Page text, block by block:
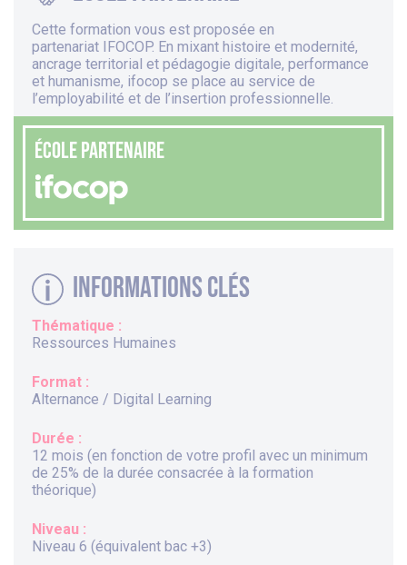
Cette formation vous est proposée en
partenariat
IFOCOP. En mixant histoire et modernité,
ancrage territorial et pédagogie digitale, performance
et humanisme, ifocop se place au service de
l’employabilité et de l’insertion professionnelle.
ÉCOLE PARTENAIRE
Informations clés
Thématique :
Ressources Humaines
Format :
Alternance / Digital Learning
Durée :
12 mois (en fonction de votre profil avec un minimum
de 25% de la durée consacrée à la formation
théorique)
Niveau :
Niveau 6 (équivalent bac +3)